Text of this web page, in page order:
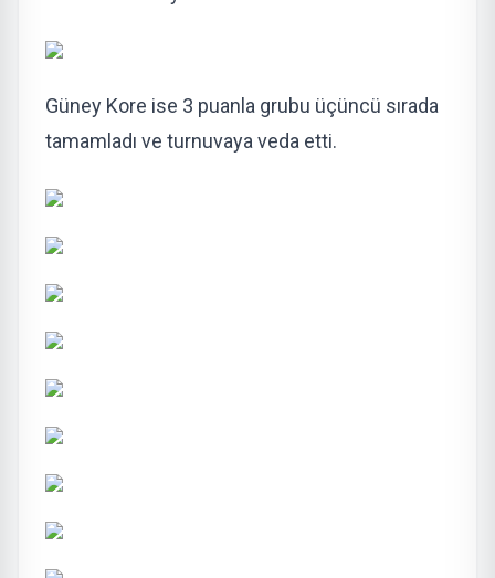
Güney Kore ise 3 puanla grubu üçüncü sırada
tamamladı ve turnuvaya veda etti.